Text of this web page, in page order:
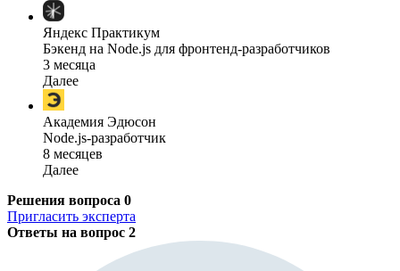
Яндекс Практикум
Бэкенд на Node.js для фронтенд-разработчиков
3 месяца
Далее
Академия Эдюсон
Node.js-разработчик
8 месяцев
Далее
Решения вопроса 0
Пригласить эксперта
Ответы на вопрос 2